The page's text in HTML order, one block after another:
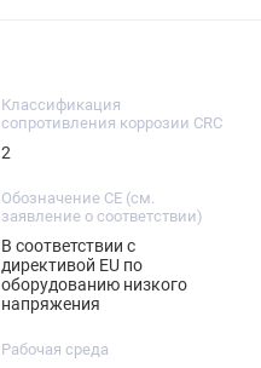
Классификация
сопротивления коррозии CRC
2
Обозначение CE (см.
заявление о соответствии)
В соответствии с
директивой EU по
оборудованию низкого
напряжения
Рабочая среда